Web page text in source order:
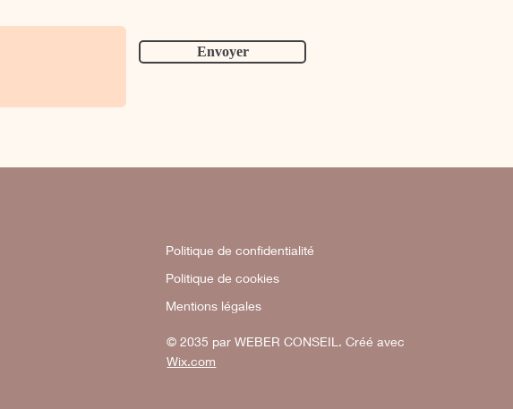
Envoyer
Politique de confidentialité
Politique de cookies
Mentions légales
© 2035 par WEBER CONSEIL. Créé avec
Wix.com